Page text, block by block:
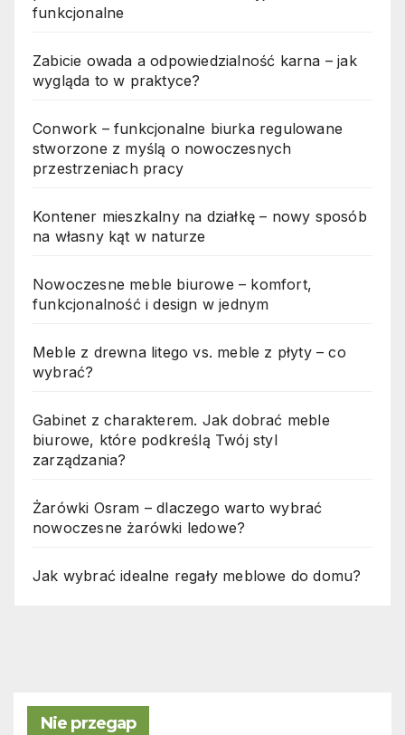
funkcjonalne
Zabicie owada a odpowiedzialność karna – jak
wygląda to w praktyce?
Conwork – funkcjonalne biurka regulowane
stworzone z myślą o nowoczesnych
przestrzeniach pracy
Kontener mieszkalny na działkę – nowy sposób
na własny kąt w naturze
Nowoczesne meble biurowe – komfort,
funkcjonalność i design w jednym
Meble z drewna litego vs. meble z płyty – co
wybrać?
Gabinet z charakterem. Jak dobrać meble
biurowe, które podkreślą Twój styl
zarządzania?
Żarówki Osram – dlaczego warto wybrać
nowoczesne żarówki ledowe?
Jak wybrać idealne regały meblowe do domu?
Nie przegap